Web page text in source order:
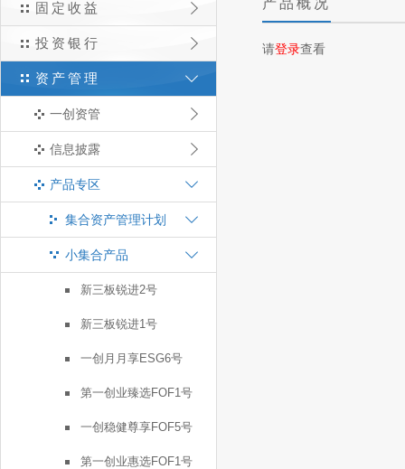
固定收益
投资银行
资产管理
一创资管
信息披露
产品专区
集合资产管理计划
小集合产品
新三板锐进2号
新三板锐进1号
一创月月享ESG6号
第一创业臻选FOF1号
一创稳健尊享FOF5号
第一创业惠选FOF1号
产品概况
请登录查看